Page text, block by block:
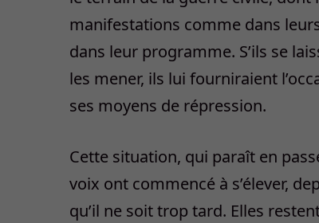
manifestations comme dans
dans leur programme. S’ils se
les mener, ils lui fourniraient
ses moyens de répression.
Cette situation, qui paraît en
voix ont commencé à s’élever,
qu’il ne soit trop tard. Elles